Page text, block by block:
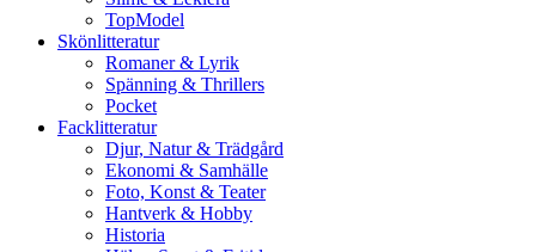
TopModel
Skönlitteratur
Romaner & Lyrik
Spänning & Thrillers
Pocket
Facklitteratur
Djur, Natur & Trädgård
Ekonomi & Samhälle
Foto, Konst & Teater
Hantverk & Hobby
Historia